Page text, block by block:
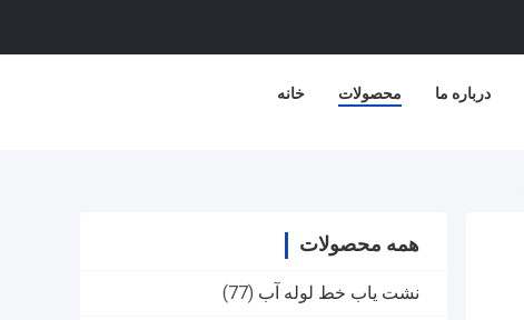
خانه محصولات درباره ما
همه محصولات
نشت یاب خط لوله آب (77)